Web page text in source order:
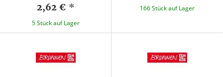
2,62 € *
5 Stück auf Lager
166 Stück auf Lager